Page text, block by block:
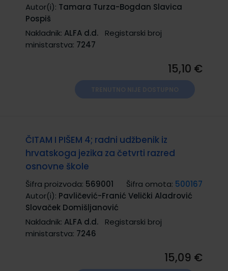
Autor(i): Tamara Turza-Bogdan Slavica
Pospiš
Nakladnik: ALFA d.d.
Registarski broj
ministarstva: 7247
15,10 €
ČITAM I PIŠEM 4; radni udžbenik iz
hrvatskoga jezika za četvrti razred
osnovne škole
Šifra proizvoda: 569001 Šifra omota: 500167
Autor(i): Pavličević-Franić Velički Aladrović
Slovaček Domišljanović
Nakladnik: ALFA d.d.
Registarski broj
ministarstva: 7246
15,09 €